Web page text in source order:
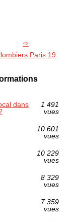
Paris 19
dans
1 491
vues
10 601
vues
10 229
vues
8 329
vues
7 359
vues